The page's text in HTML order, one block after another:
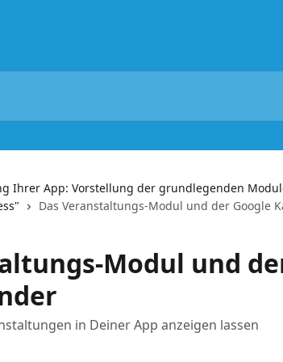
Ihrer App: Vorstellung der grundlegenden
Das Veranstaltungs-Modul und der Google
Modul und
in Deiner App anzeigen lassen